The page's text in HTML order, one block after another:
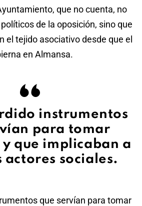
que no cuenta, no
de la oposición, sino que
el tejido asociativo desde que el
en Almansa.
instrumentos
para tomar
y que implicaban a
actores sociales.
que servían para tomar